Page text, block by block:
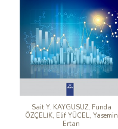
Sait Y. KAYGUSUZ, Funda
ÖZÇELİK, Elif YÜCEL, Yasemin
Ertan